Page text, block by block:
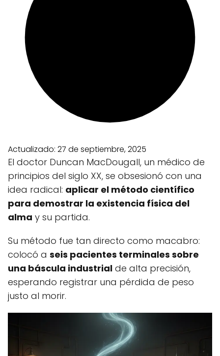
Actualizado: 27 de septiembre, 2025
El doctor Duncan MacDougall, un médico de
principios del siglo XX, se obsesionó con una
idea radical: aplicar el método científico
para demostrar la existencia física del
alma y su partida.
Su método fue tan directo como macabro:
colocó a seis pacientes terminales sobre
una báscula industrial de alta precisión,
esperando registrar una pérdida de peso
justo al morir.